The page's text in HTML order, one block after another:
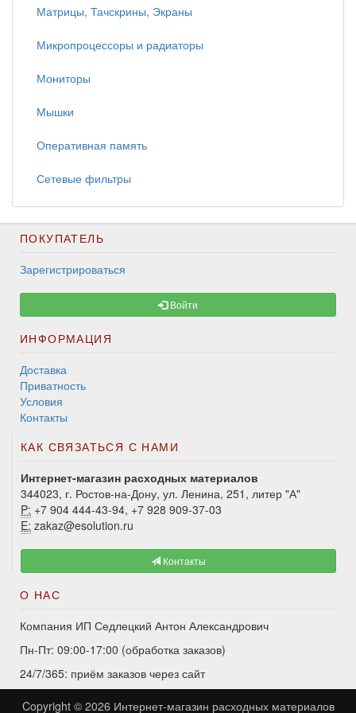
Матрицы, Тачскрины, Экраны
Микропроцессоры и радиаторы
Мониторы
Мышки
Оперативная память
Сетевые фильтры
ПОКУПАТЕЛЬ
Зарегистрироваться
Войти
ИНФОРМАЦИЯ
Доставка
Приватность
Условия
Контакты
КАК СВЯЗАТЬСЯ С НАМИ
Интернет-магазин расходных материалов
344023, г. Ростов-на-Дону, ул. Ленина, 251, литер "А"
P: +7 904 444-43-94, +7 928 909-37-03
E: zakaz@esolution.ru
Контакты
О НАС
Компания ИП Седлецкий Антон Александрович
Пн-Пт: 09:00-17:00 (обработка заказов)
24/7/365: приём заказов через сайт
Copyright © 2026 Интернет-магазин расходных материалов